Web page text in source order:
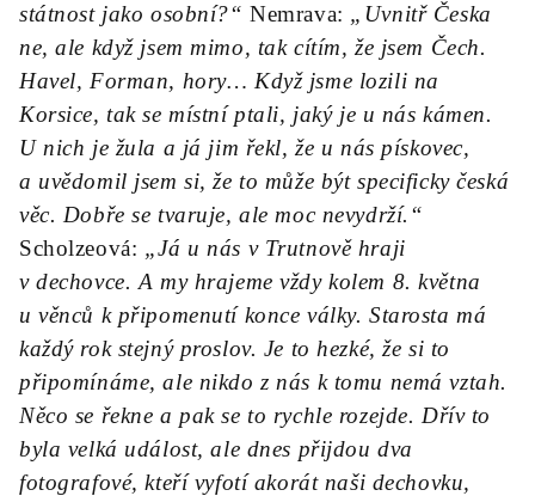
státnost jako osobní?“ Nemrava: „Uvnitř Česka
ne, ale když jsem mimo, tak cítím, že jsem Čech.
Havel, Forman, hory… Když jsme lozili na
Korsice, tak se místní ptali, jaký je u nás kámen.
U nich je žula a já jim řekl, že u nás pískovec,
a uvědomil jsem si, že to může být specificky česká
věc. Dobře se tvaruje, ale moc nevydrží.“
Scholzeová: „Já u nás v Trutnově hraji
v dechovce. A my hrajeme vždy kolem 8. května
u věnců k připomenutí konce války. Starosta má
každý rok stejný proslov. Je to hezké, že si to
připomínáme, ale nikdo z nás k tomu nemá vztah.
Něco se řekne a pak se to rychle rozejde. Dřív to
byla velká událost, ale dnes přijdou dva
fotografové, kteří vyfotí akorát naši dechovku,